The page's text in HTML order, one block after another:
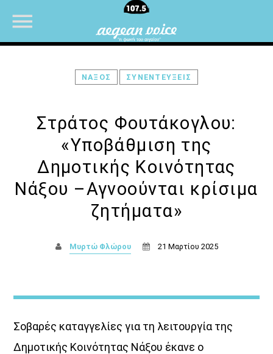
ΝΑΞΟΣ ΣΥΝΕΝΤΕΥΞΕΙΣ
Στράτος Φουτάκογλου:
«Υποβάθμιση της
Δημοτικής Κοινότητας
Νάξου –Αγνοούνται κρίσιμα
ζητήματα»
Μυρτώ Φλώρου 21 Μαρτίου 2025
Σοβαρές καταγγελίες για τη λειτουργία της
Δημοτικής Κοινότητας Νάξου έκανε ο